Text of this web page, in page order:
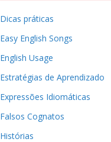
Dicas práticas
Easy English Songs
English Usage
Estratégias de Aprendizado
Expressões Idiomáticas
Falsos Cognatos
Histórias